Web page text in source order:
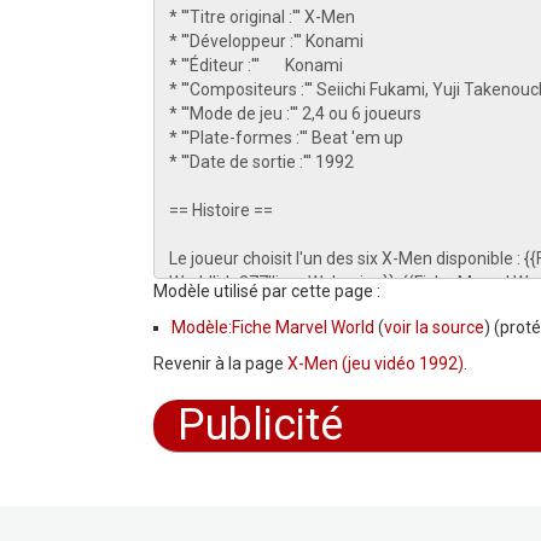
Modèle utilisé par cette page :
Modèle:Fiche Marvel World (voir la source)
Revenir à la page X-Men (jeu vidéo 1992)
Publicité